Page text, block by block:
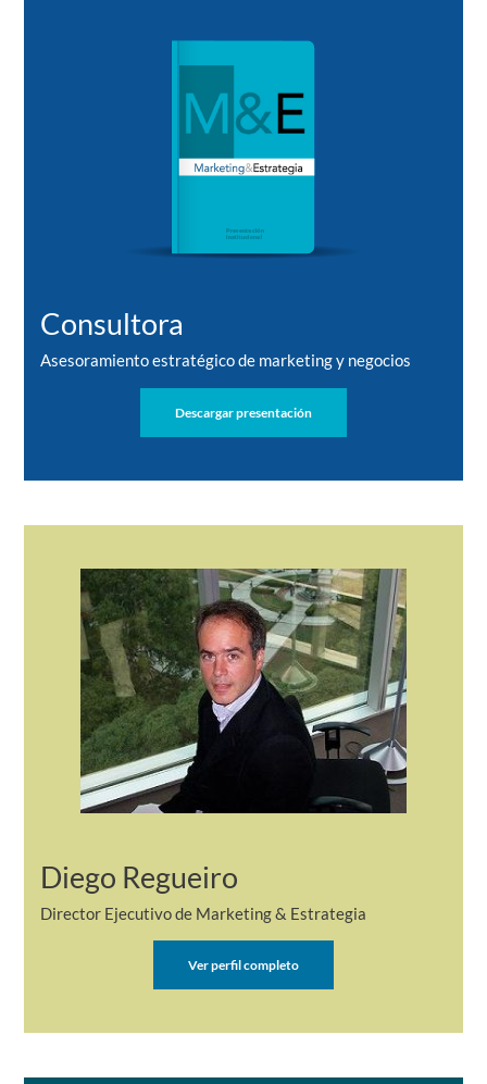
Consultora
Asesoramiento estratégico de marketing y negocios
Descargar presentación
Diego Regueiro
Director Ejecutivo de Marketing & Estrategia
Ver perfil completo